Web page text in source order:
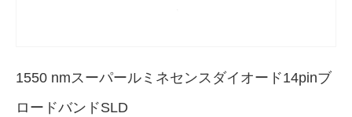
1550 nmスーパールミネセンスダイオード14pinブ
ロードバンドSLD